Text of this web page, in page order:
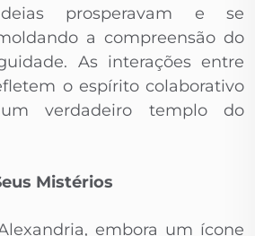
prosperavam e se
a compreensão do
As interações entre
o espírito colaborativo
verdadeiro templo do
Mistérios
embora um ícone